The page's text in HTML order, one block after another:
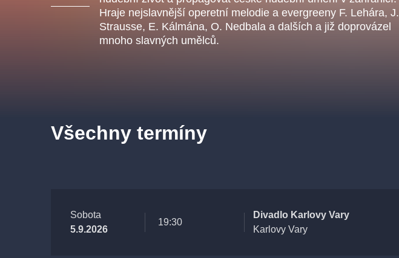
Hraje nejslavnější operetní melodie a evergreeny F. Lehára, J.
Strausse, E. Kálmána, O. Nedbala a dalších a již doprovázel
mnoho slavných umělců.
Všechny termíny
Sobota
5.9.2026
19:30
Divadlo Karlovy Vary
Karlovy Vary
Ostatní hledají
muzikálypraha
muzikál